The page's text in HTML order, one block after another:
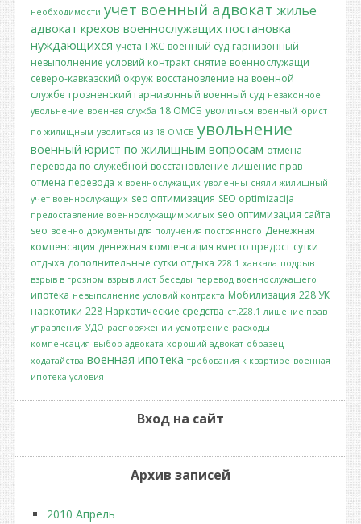
необходимости учет военный адвокат жилье
адвокат крехов военнослужащих постановка
нуждающихся учета ГЖС военный суд гарнизонный
невыполнение условий контракт снятие военнослужащи
северо-кавказский окруж восстановление на военной
службе грозненский гарнизонный военный суд незаконное
увольнение военная служба 18 ОМСБ уволиться военный юрист
по жилищным уволиться из 18 ОМСБ увольнение
военный юрист по жилищным вопросам отмена
перевода по служебной восстановление лишение прав
отмена перевода х военнослужащих уволенны сняли жилищный
учет военнослужащих seo оптимизация SEO optimizacija
предоставление военнослужащим жилых seo оптимизация сайта
seo военно документы для получения постоянного Денежная
компенсация денежная компенсация вместо предост сутки
отдыха дополнительные сутки отдыха 228.1 ханкала подрыв
взрыв в грозном взрыв лист беседы перевод военнослужащего
ипотека невыполнение условий контракта Мобилизация 228 УК
наркотики 228 Наркотические средства ст.228.1 лишение прав
управления УДО распоряжении усмотрение расходы
компенсация выбор адвоката хороший адвокат образец
ходатайства военная ипотека требования к квартире военная
ипотека условия
Вход на сайт
Архив записей
2010 Апрель